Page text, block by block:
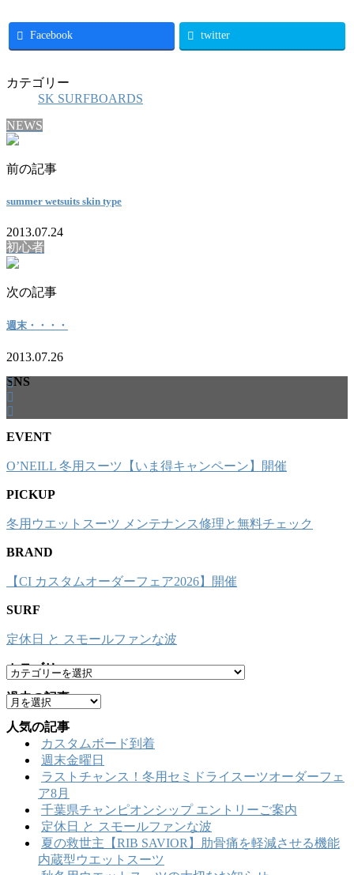
Facebook twitter
カテゴリー
SK SURFBOARDS
NEWS
前の記事
summer wetsuits skin type
2013.07.24
初心者
次の記事
週末・・・・
2013.07.26
SNS
EVENT
O’NEILL 冬用スーツ【いま得キャンペーン】開催
PICKUP
冬用ウエットスーツ メンテナンス修理と無料チェック
BRAND
【CI カスタムオーダーフェア2026】開催
SURF
定休日 と スモールファンな波
カテゴリー
カ
テ
ゴ
リ
ー
過去の記事
ア
ー
カ
人気の記事
カスタムボード到着
週末金曜日
ラストチャンス！冬用セミドライスーツオーダーフェ
ア8月
千葉県チャンピオンシップ エントリーご案内
定休日 と スモールファンな波
夏の救世主【RIB SAVIOR】肋骨痛を軽減させる機能
内蔵型ウエットスーツ